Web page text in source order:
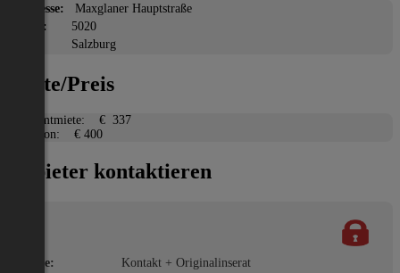
Adresse:
Maxglaner Hauptstraße
PLZ:
5020
Salzburg
Miete/Preis
Gesamtmiete:
€ 337
Kaution:
€ 400
Anbieter kontaktieren
Name:
Kontakt + Originalinserat